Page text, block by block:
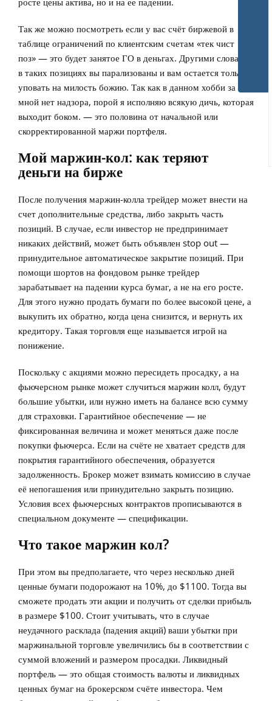
Так же можно посмотреть если у вас счёт биржевой в
таблице ограничений по клиентским счетам «тек чист
поз» — это будет занятое ГО в деньгах. Другими словами,
в таких позициях вы парализованы и вам остается только
уповать на милость божию. Так как в данном хобби за
мной нет надзора, порой я исполняю всякую дичь, которая
выходит боком. — это половина от начальной или
скорректированной маржи портфеля.
Мой маржин-кол: как теряют
деньги на бирже
После получения маржин-колла трейдер может внести на
счет дополнительные средства, либо закрыть часть
позиций. В случае, если инвестор не предпринимает
никаких действий, может быть объявлен stop out —
принудительное автоматическое закрытие позиций. При
помощи шортов на фондовом рынке трейдер
зарабатывает на падении курса бумаг, а не на его росте.
Для этого нужно продать бумаги по более высокой цене, а
выкупить их обратно, когда цена снизится, и вернуть их
кредитору. Такая торговля еще называется игрой на
понижение.
Поскольку с акциями можно пересидеть просадку, а на
фьючерсном рынке может случиться маржин колл, будут
большие убытки, или нужно иметь на балансе всю сумму
для страховки. Гарантийное обеспечение — не
фиксированная величина и может меняться даже после
покупки фьючерса. Если на счёте не хватает средств для
покрытия гарантийного обеспечения, образуется
задолженность. Брокер может взимать комиссию в случае
её непогашения или принудительно закрыть позицию.
Условия всех фьючерсных контрактов прописываются в
специальном документе — спецификации.
Что такое маржин кол?
При этом вы предполагаете, что через несколько дней
ценные бумаги подорожают на 10%, до $1100. Тогда вы
сможете продать эти акции и получить от сделки прибыль
в размере $100. Стоит учитывать, что в случае
неудачного расклада (падения акций) ваши убытки при
маржинальной торговле увеличились бы в соответствии с
суммой вложений и размером просадки. Ликвидный
портфель — это общая стоимость валюты и ликвидных
ценных бумаг на брокерском счёте инвестора. Чем